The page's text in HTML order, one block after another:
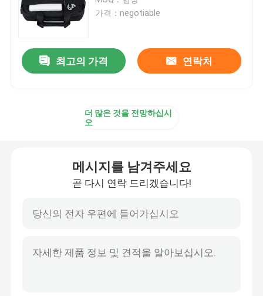
비즈니스 스링백
노트북 가방 수갑
아이패드 케이스 커버
보호 아이폰 케이스
노트북 가방 용품
가격：negotiable
최고의 가격 연락처
더 많은 것을 전망하십시
오
메시지를 남겨주세요
곧 다시 연락 드리겠습니다!